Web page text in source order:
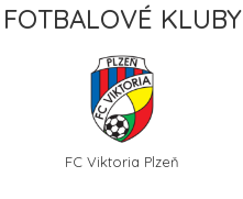
FOTBALOVÉ KLUBY
FC Viktoria Plzeň